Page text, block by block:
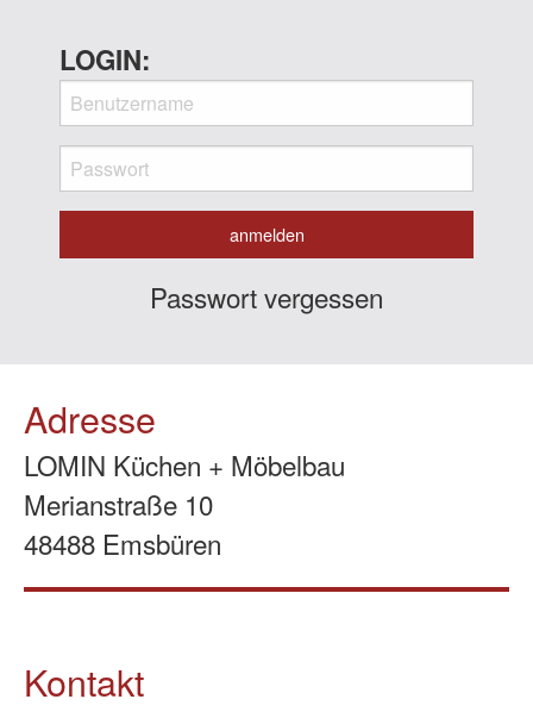
LOGIN:
Passwort vergessen
Adresse
LOMIN Küchen + Möbelbau
Merianstraße 10
48488 Emsbüren
Kontakt